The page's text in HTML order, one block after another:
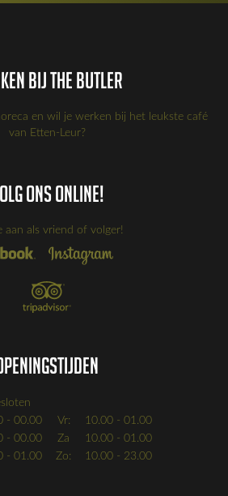
bij the Butler
en wil je werken bij het leukste café
van Etten-Leur?
ons online!
aan als vriend of volger!
- 00.00 Vr:
10.00 - 01.00
- 00.00 Za
10.00 - 01.00
- 01.00 Zo: 10.00 - 23.00